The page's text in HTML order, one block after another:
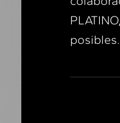
posibles.